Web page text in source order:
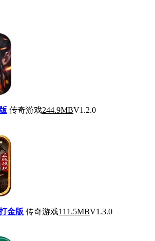
传奇游戏244.9MBV1.2.0
金版 传奇游戏111.5MBV1.3.0